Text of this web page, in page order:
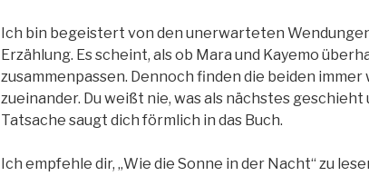
Ich bin begeistert von den unerwarteten
Erzählung. Es scheint, als ob Mara und Kayemo
zusammenpassen. Dennoch finden die beiden immer
zueinander. Du weißt nie, was als nächstes geschieht
Tatsache saugt dich förmlich in das Buch.
Ich empfehle dir, „Wie die Sonne in der Nacht“ zu